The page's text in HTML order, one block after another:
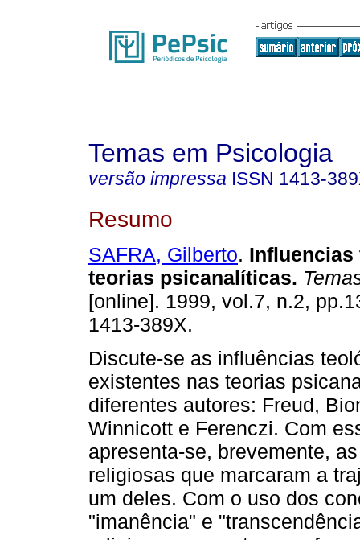
Temas em Psicologia
versão impressa ISSN 1413-
Resumo
SAFRA, Gilberto. Influencias
teorias psicanalíticas.
[online]. 1999, vol.7, n.2,
1413-389X.
Discute-se as influências
existentes nas teorias
diferentes autores: Freud,
Winnicott e Ferenczi. Com
apresenta-se, brevemente,
religiosas que marcaram a
um deles. Com o uso dos
"imanência" e